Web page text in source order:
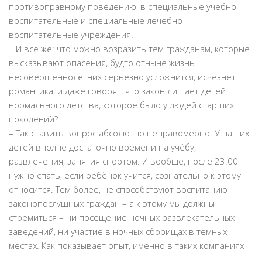
противоправному поведению, в специальные учебно-
воспитательные и специальные лечебно-
воспитательные учреждения.
– И всё же: что можно возразить тем гражданам, которые
высказывают опасения, будто отныне жизнь
несовершеннолетних серьёзно усложнится, исчезнет
романтика, и даже говорят, что закон лишает детей
нормального детства, которое было у людей старших
поколений?
– Так ставить вопрос абсолютно неправомерно. У наших
детей вполне достаточно времени на учёбу,
развлечения, занятия спортом. И вообще, после 23.00
нужно спать, если ребёнок учится, сознательно к этому
относится. Тем более, не способствуют воспитанию
законопослушных граждан – а к этому мы должны
стремиться – ни посещение ночных развлекательных
заведений, ни участие в ночных сборищах в тёмных
местах. Как показывает опыт, именно в таких компаниях